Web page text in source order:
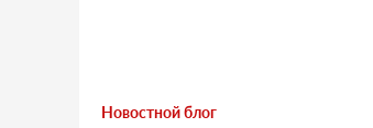
Новостной блог